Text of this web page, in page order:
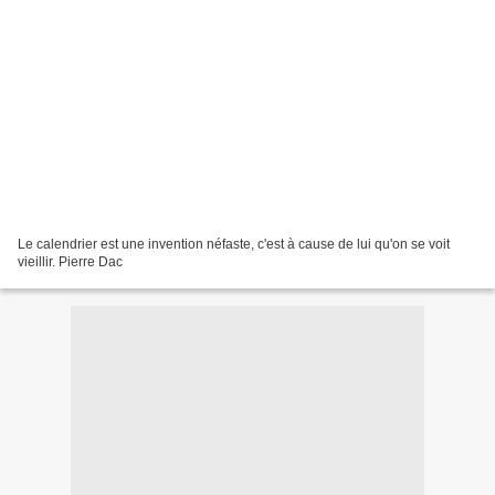
Le calendrier est une invention néfaste, c'est à cause de lui qu'on se voit
vieillir. Pierre Dac